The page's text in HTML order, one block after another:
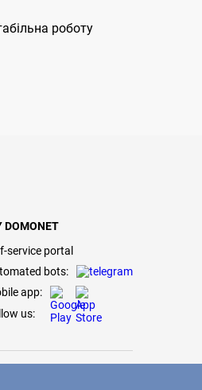
роботу
DOMONET
service portal
bots:
app:
us: